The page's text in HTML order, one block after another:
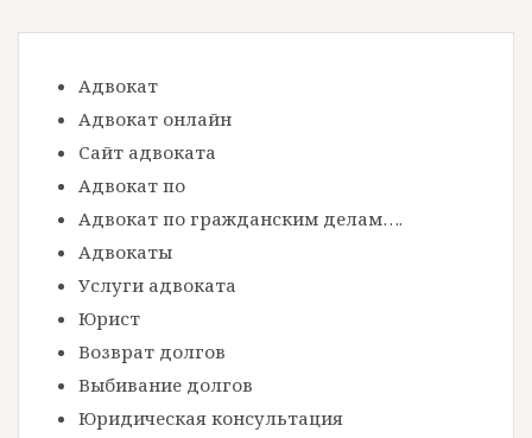
Адвокат
Адвокат онлайн
Сайт адвоката
Адвокат по
Адвокат по гражданским делам….
Адвокаты
Услуги адвоката
Юрист
Возврат долгов
Выбивание долгов
Юридическая консультация